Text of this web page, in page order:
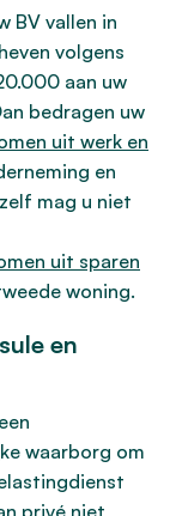
BV vallen in
volgens
aan uw
bedragen uw
uit werk en
en
mag u niet
uit sparen
woning.
en
waarborg om
privé niet